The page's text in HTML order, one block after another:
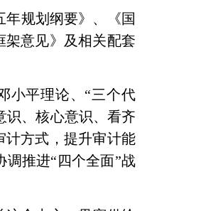
规划纲要》、《国
架意见》及相关配套
小平理论、“三个代
识、核心意识、看齐
计方式，提升审计能
推进“四个全面”战